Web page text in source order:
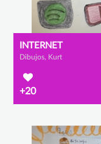
INTERNET
Dibujos, Kurt
+20